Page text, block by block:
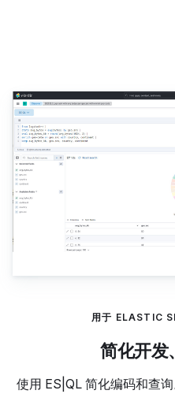
用于 ELASTIC
简化开发
使用 ES|QL 简化编码和查